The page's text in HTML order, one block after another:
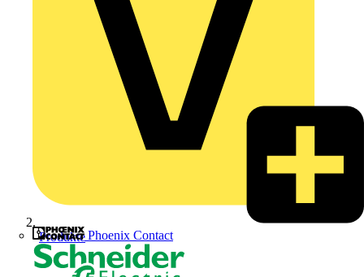
Phoenix Contact
Produkte